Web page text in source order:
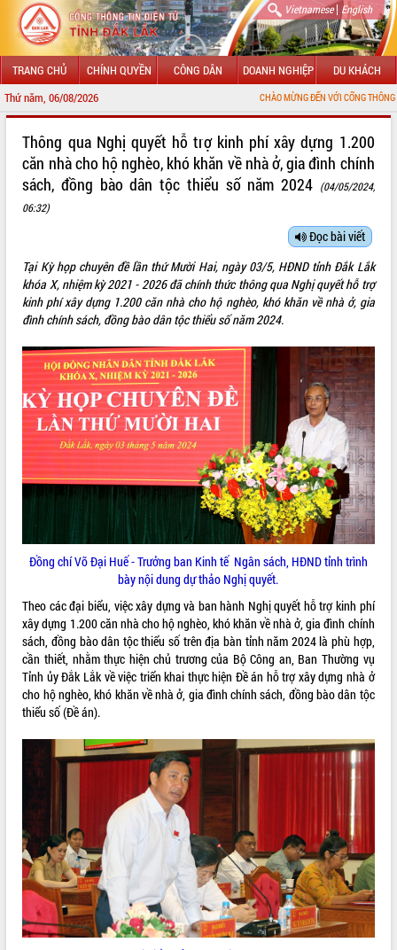
Vietnamese| English
TRANG CHỦ CHÍNH QUYỀN CÔNG DÂN DOANH NGHIỆP DU KHÁCH
Thứ năm, 06/08/2026 CHÀO MỪNG ĐẾN VỚI CỔNG THÔNG TIN ĐIỆN
LÃNH ĐẠO UBND TỈNH
TIN TỨC SỰ KIỆN
UBND CÁC XÃ, PHƯỜNG
THÔNG TIN CHỈ ĐẠO ĐIỀU HÀNH
HỆ THỐNG VĂN BẢN
VĂN BẢN HĐND TỈNH
ĐIỂM TIN VĂN BẢN
QUY HOẠCH - KẾ HOẠCH
VIDEO
Loading the player...
Bí thư Tỉnh ủy Lương Nguyễn Minh
Triết thăm, tặng quà người có công với
cách mạng
Rà soát, hoàn thiện hệ thống thiết chế
Thông qua Nghị quyết hỗ trợ kinh phí xây dựng 1.200
căn nhà cho hộ nghèo, khó khăn về nhà ở, gia đình chính
sách, đồng bào dân tộc thiểu số năm 2024 (04/05/2024,
06:32)
Đọc bài viết
Tại Kỳ họp chuyên đề lần thứ Mười Hai, ngày 03/5, HĐND tỉnh Đắk Lắk
khóa X, nhiệm kỳ 2021 - 2026 đã chính thức thông qua Nghị quyết hỗ trợ
kinh phí xây dựng 1.200 căn nhà cho hộ nghèo, khó khăn về nhà ở, gia
đình chính sách, đồng bào dân tộc thiểu số năm 2024.
Đồng chí Võ Đại Huế - Trưởng ban Kinh tế Ngân sách, HĐND tỉnh trình
bày nội dung dự thảo Nghị quyết.
Theo các đại biểu, việc xây dựng và ban hành Nghị quyết hỗ trợ kinh phí
xây dựng 1.200 căn nhà cho hộ nghèo, khó khăn về nhà ở, gia đình chính
sách, đồng bào dân tộc thiểu số trên địa bàn tỉnh năm 2024 là phù hợp,
cần thiết, nhằm thực hiện chủ trương của Bộ Công an, Ban Thường vụ
Tỉnh ủy Đắk Lắk về việc triển khai thực hiện Đề án hỗ trợ xây dựng nhà ở
cho hộ nghèo, khó khăn về nhà ở, gia đình chính sách, đồng bào dân tộc
thiểu số (Đề án).